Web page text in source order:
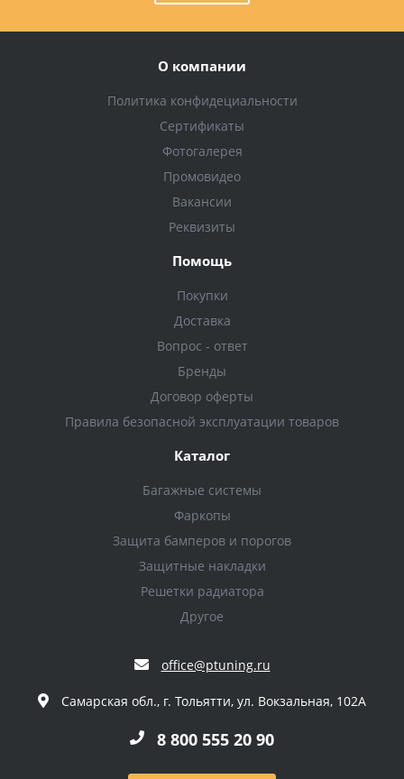
О компании
Политика конфидециальности
Сертификаты
Фотогалерея
Промовидео
Вакансии
Реквизиты
Помощь
Покупки
Доставка
Вопрос - ответ
Бренды
Договор оферты
Правила безопасной эксплуатации товаров
Каталог
Багажные системы
Фаркопы
Защита бамперов и порогов
Защитные накладки
Решетки радиатора
Другое
office@ptuning.ru
Самарская обл., г. Тольятти, ул. Вокзальная, 102А
8 800 555 20 90